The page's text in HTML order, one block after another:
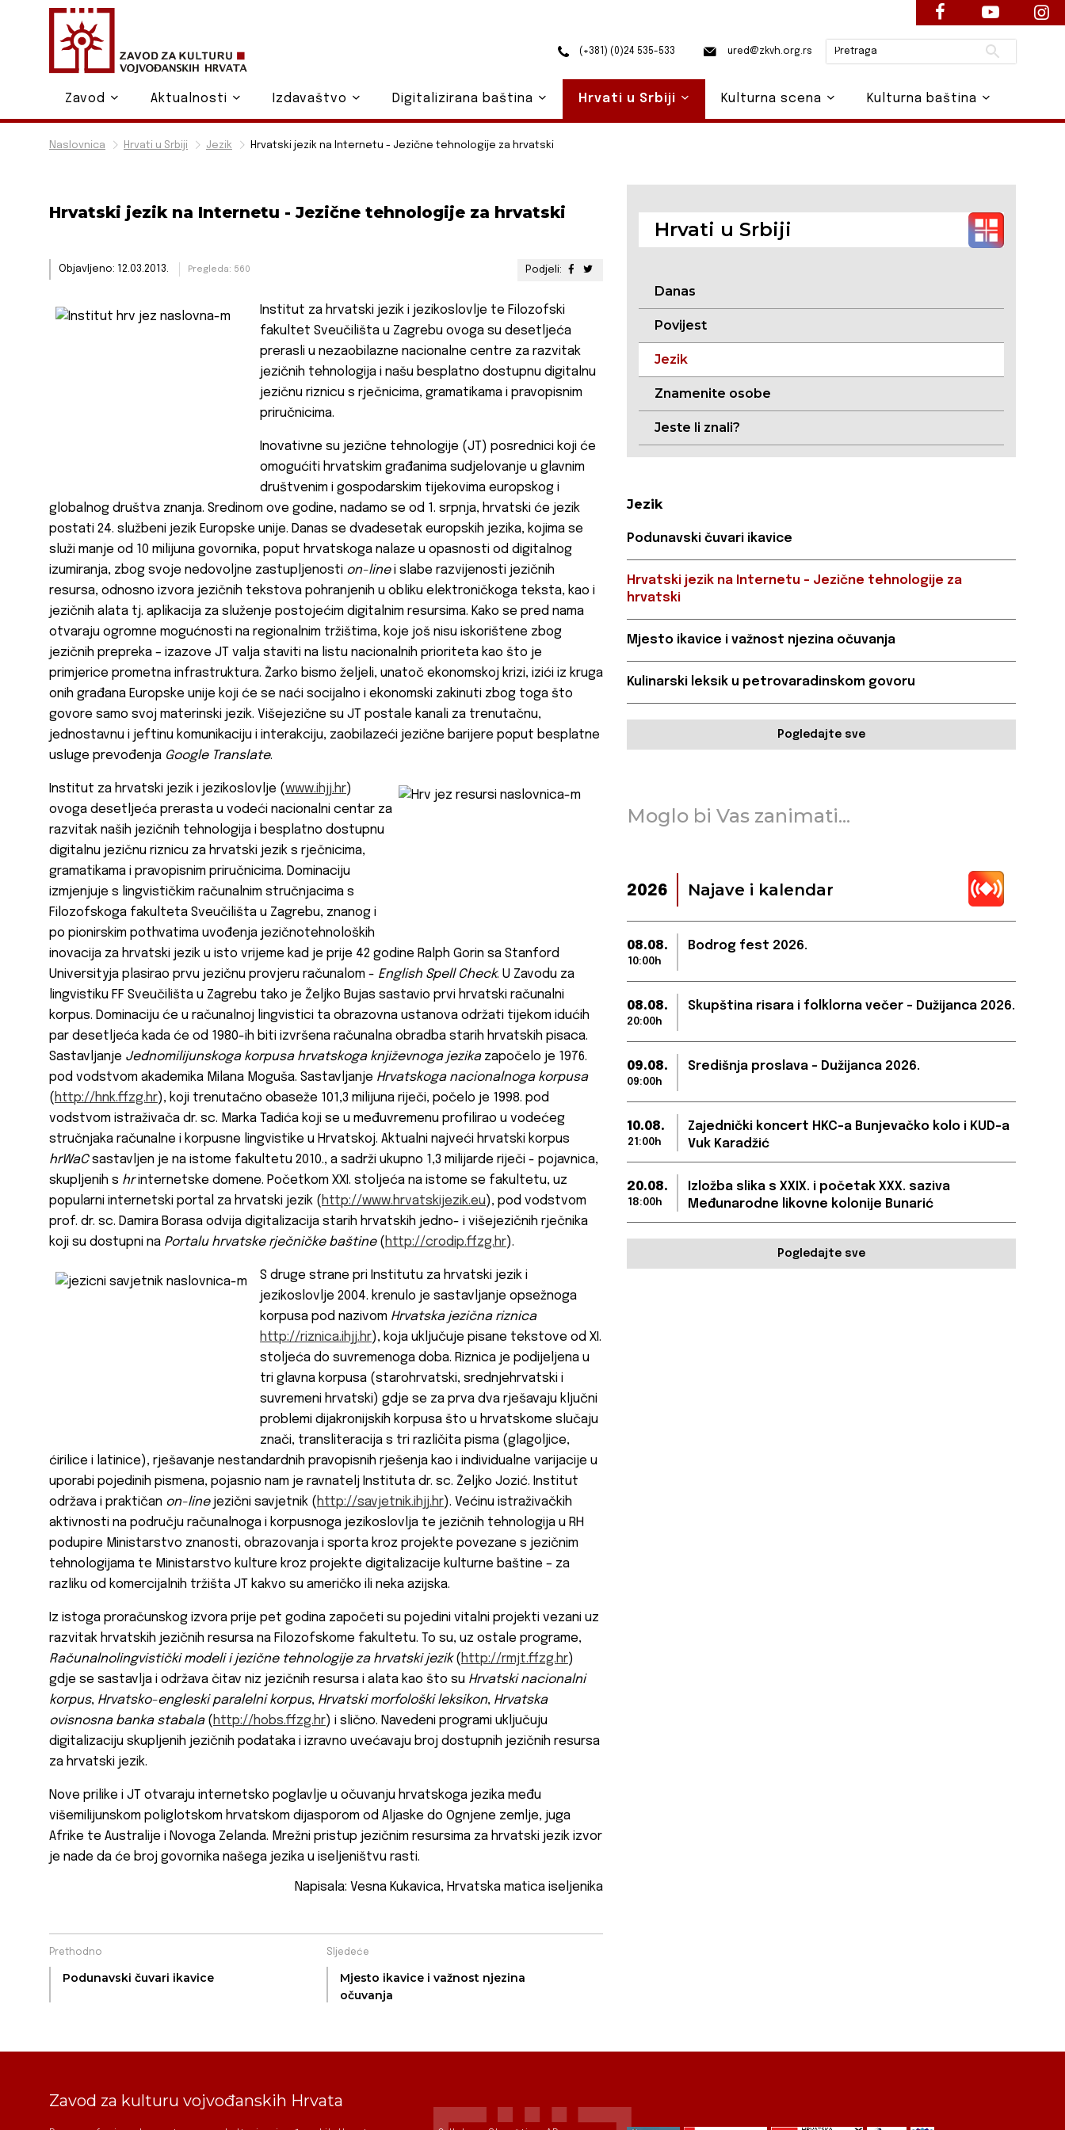
Naslovnica Hrvati u Srbiji Jezik Hrvatski jezik na Internetu - Jezične tehnologije za hrvatski
Hrvatski jezik na Internetu - Jezične tehnologije za hrvatski
Podjeli:
Objavljeno: 12.03.2013. Pregleda: 560
Institut za hrvatski jezik i jezikoslovlje te Filozofski
fakultet Sveučilišta u Zagrebu ovoga su desetljeća
prerasli u nezaobilazne nacionalne centre za razvitak
jezičnih tehnologija i našu besplatno dostupnu digitalnu
jezičnu riznicu s rječnicima, gramatikama i pravopisnim
priručnicima.
Inovativne su jezične tehnologije (JT) posrednici koji će
omogućiti hrvatskim građanima sudjelovanje u glavnim
društvenim i gospodarskim tijekovima europskog i
globalnog društva znanja. Sredinom ove godine, nadamo se od 1. srpnja, hrvatski će jezik
postati 24. službeni jezik Europske unije. Danas se dvadesetak europskih jezika, kojima se
služi manje od 10 milijuna govornika, poput hrvatskoga nalaze u opasnosti od digitalnog
izumiranja, zbog svoje nedovoljne zastupljenosti on-linei slabe razvijenosti jezičnih
resursa, odnosno izvora jezičnih tekstova pohranjenih u obliku elektroničkoga teksta, kao i
jezičnih alata tj. aplikacija za služenje postojećim digitalnim resursima. Kako se pred nama
otvaraju ogromne mogućnosti na regionalnim tržištima, koje još nisu iskorištene zbog
jezičnih prepreka – izazove JT valja staviti na listu nacionalnih prioriteta kao što je
primjerice prometna infrastruktura. Žarko bismo željeli, unatoč ekonomskoj krizi, izići iz kruga
onih građana Europske unije koji će se naći socijalno i ekonomski zakinuti zbog toga što
govore samo svoj materinski jezik. Višejezične su JT postale kanali za trenutačnu,
jednostavnu i jeftinu komunikaciju i interakciju, zaobilazeći jezične barijere poput besplatne
usluge prevođenja Google Translate.
Institut za hrvatski jezik i jezikoslovlje (www.ihjj.hr)
ovoga desetljeća prerasta u vodeći nacionalni centar za
razvitak naših jezičnih tehnologija i besplatno dostupnu
digitalnu jezičnu riznicu za hrvatski jezik s rječnicima,
gramatikama i pravopisnim priručnicima. Dominaciju
izmjenjuje s lingvističkim računalnim stručnjacima s
Filozofskoga fakulteta Sveučilišta u Zagrebu, znanog i
po pionirskim pothvatima uvođenja jezičnotehnoloških
inovacija za hrvatski jezik u isto vrijeme kad je prije 42 godine Ralph Gorin sa Stanford
Universityja plasirao prvu jezičnu provjeru računalom - English Spell Check. U Zavodu za
lingvistiku FF Sveučilišta u Zagrebu tako je Željko Bujas sastavio prvi hrvatski računalni
korpus. Dominaciju će u računalnoj lingvistici ta obrazovna ustanova održati tijekom idućih
par desetljeća kada će od 1980-ih biti izvršena računalna obradba starih hrvatskih pisaca.
Sastavljanje Jednomilijunskoga korpusa hrvatskoga književnoga jezikazapočelo je 1976.
pod vodstvom akademika Milana Moguša. Sastavljanje Hrvatskoga nacionalnoga korpusa
(http://hnk.ffzg.hr), koji trenutačno obaseže 101,3 milijuna riječi, počelo je 1998. pod
vodstvom istraživača dr. sc. Marka Tadića koji se u međuvremenu profilirao u vodećeg
stručnjaka računalne i korpusne lingvistike u Hrvatskoj. Aktualni najveći hrvatski korpus
hrWaCsastavljen je na istome fakultetu 2010., a sadrži ukupno 1,3 milijarde riječi - pojavnica,
skupljenih s hrinternetske domene. Početkom XXI. stoljeća na istome se fakultetu, uz
popularni internetski portal za hrvatski jezik (http://www.hrvatskijezik.eu), pod vodstvom
prof. dr. sc. Damira Borasa odvija digitalizacija starih hrvatskih jedno- i višejezičnih rječnika
koji su dostupni na Portalu hrvatske rječničke baštine(http://crodip.ffzg.hr).
S druge strane pri Institutu za hrvatski jezik i
jezikoslovlje 2004. krenulo je sastavljanje opsežnoga
korpusa pod nazivom Hrvatska jezična riznica
http://riznica.ihjj.hr), koja uključuje pisane tekstove od XI.
stoljeća do suvremenoga doba. Riznica je podijeljena u
tri glavna korpusa (starohrvatski, srednjehrvatski i
suvremeni hrvatski) gdje se za prva dva rješavaju ključni
problemi dijakronijskih korpusa što u hrvatskome slučaju
znači, transliteracija s tri različita pisma (glagoljice,
ćirilice i latinice), rješavanje nestandardnih pravopisnih rješenja kao i individualne varijacije u
uporabi pojedinih pismena, pojasnio nam je ravnatelj Instituta dr. sc. Željko Jozić. Institut
održava i praktičan on-line jezični savjetnik (http://savjetnik.ihjj.hr). Većinu istraživačkih
aktivnosti na području računalnoga i korpusnoga jezikoslovlja te jezičnih tehnologija u RH
podupire Ministarstvo znanosti, obrazovanja i sporta kroz projekte povezane s jezičnim
tehnologijama te Ministarstvo kulture kroz projekte digitalizacije kulturne baštine – za
razliku od komercijalnih tržišta JT kakvo su američko ili neka azijska.
Iz istoga proračunskog izvora prije pet godina započeti su pojedini vitalni projekti vezani uz
razvitak hrvatskih jezičnih resursa na Filozofskome fakultetu. To su, uz ostale programe,
Računalnolingvistički modeli i jezične tehnologije za hrvatski jezik(http://rmjt.ffzg.hr)
gdje se sastavlja i održava čitav niz jezičnih resursa i alata kao što su Hrvatski nacionalni
korpus, Hrvatsko-engleski paralelni korpus, Hrvatski morfološki leksikon, Hrvatska
ovisnosna banka stabala(http://hobs.ffzg.hr) i slično. Navedeni programi uključuju
digitalizaciju skupljenih jezičnih podataka i izravno uvećavaju broj dostupnih jezičnih resursa
za hrvatski jezik.
Nove prilike i JT otvaraju internetsko poglavlje u očuvanju hrvatskoga jezika među
višemilijunskom poliglotskom hrvatskom dijasporom od Aljaske do Ognjene zemlje, juga
Afrike te Australije i Novoga Zelanda. Mrežni pristup jezičnim resursima za hrvatski jezik izvor
je nade da će broj govornika našega jezika u iseljeništvu rasti.
Napisala: Vesna Kukavica, Hrvatska matica iseljenika
Prethodno
Podunavski čuvari ikavice
Sljedeće
Mjesto ikavice i važnost njezina
očuvanja
Hrvati u Srbiji
Danas
Povijest
Jezik
Znamenite osobe
Jeste li znali?
Jezik
Podunavski čuvari ikavice
Hrvatski jezik na Internetu - Jezične tehnologije za
hrvatski
Mjesto ikavice i važnost njezina očuvanja
Kulinarski leksik u petrovaradinskom govoru
Pogledajte sve
Moglo bi Vas zanimati...
2026 Najave i kalendar
08.08.
10:00h
Bodrog fest 2026.
08.08.
20:00h
Skupština risara i folklorna večer – Dužijanca 2026.
09.08.
09:00h
Središnja proslava – Dužijanca 2026.
10.08.
21:00h
Zajednički koncert HKC-a Bunjevačko kolo i KUD-a
Vuk Karadžić
20.08.
18:00h
Izložba slika s XXIX. i početak XXX. saziva
Međunarodne likovne kolonije Bunarić
Pogledajte sve
Zavod za kulturu vojvođanskih Hrvata
(+381) (0)24 535-533 ured@zkvh.org.rs Pretraži
Zavod Aktualnosti Izdavaštvo Digitalizirana baština Hrvati u Srbiji Kulturna scena Kulturna baština